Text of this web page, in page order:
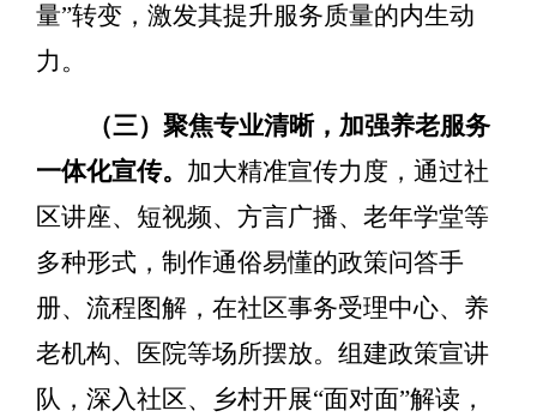
量”转变，激发其提升服务质量的内生动
力。
（三）聚焦专业清晰，加强养老服务
一体化宣传。 加大精准宣传力度，通过社
区讲座、短视频、方言广播、老年学堂等
多种形式，制作通俗易懂的政策问答手
册、流程图解，在社区事务受理中心、养
老机构、医院等场所摆放。组建政策宣讲
队，深入社区、乡村开展“面对面”解读，